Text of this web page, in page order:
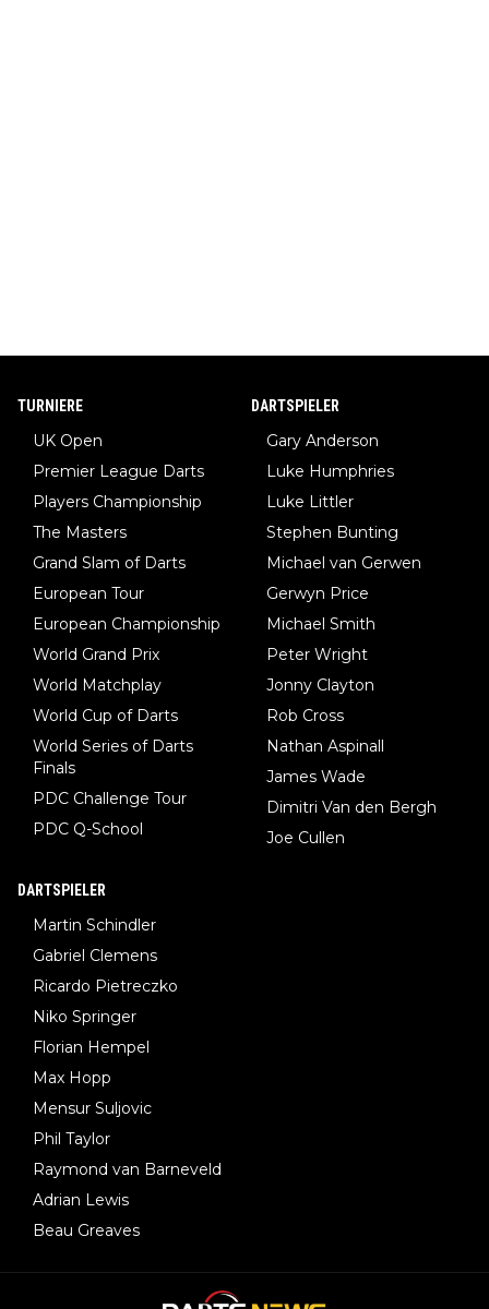
TURNIERE
UK Open
Premier League Darts
Players Championship
The Masters
Grand Slam of Darts
European Tour
European Championship
World Grand Prix
World Matchplay
World Cup of Darts
World Series of Darts
Finals
PDC Challenge Tour
PDC Q-School
DARTSPIELER
Gary Anderson
Luke Humphries
Luke Littler
Stephen Bunting
Michael van Gerwen
Gerwyn Price
Michael Smith
Peter Wright
Jonny Clayton
Rob Cross
Nathan Aspinall
James Wade
Dimitri Van den Bergh
Joe Cullen
DARTSPIELER
Martin Schindler
Gabriel Clemens
Ricardo Pietreczko
Niko Springer
Florian Hempel
Max Hopp
Mensur Suljovic
Phil Taylor
Raymond van Barneveld
Adrian Lewis
Beau Greaves